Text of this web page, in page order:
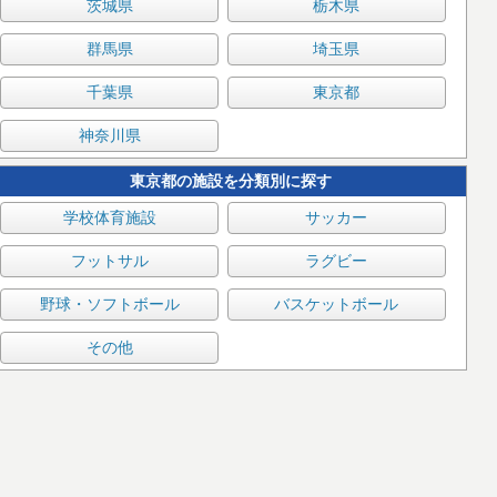
茨城県 栃木県
群馬県 埼玉県
千葉県 東京都
神奈川県
東京都の施設を分類別に探す
学校体育施設 サッカー
フットサル ラグビー
野球・ソフトボール バスケットボール
その他